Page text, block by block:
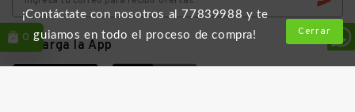
0
¡Contáctate con nosotros al 77839988 y te
guiamos en todo el proceso de compra!
Cerrar
Descarga la App